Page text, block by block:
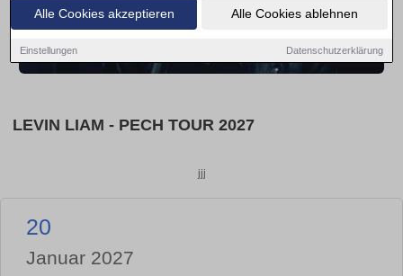
Alle Cookies akzeptieren Alle Cookies ablehnen
Einstellungen Datenschutzerklärung
LEVIN LIAM - PECH TOUR 2027
jjj
20
Januar 2027